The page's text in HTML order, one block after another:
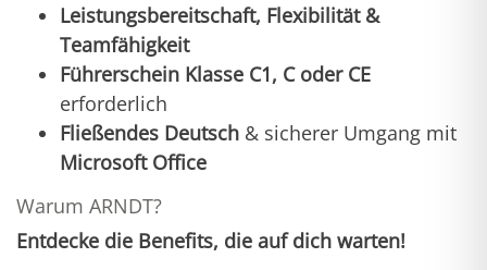
Leistungsbereitschaft, Flexibilität &
Teamfähigkeit
Führerschein Klasse C1, C oder CE
erforderlich
Fließendes Deutsch & sicherer Umgang mit
Microsoft Office
Warum ARNDT?
Entdecke die Benefits, die auf dich warten!